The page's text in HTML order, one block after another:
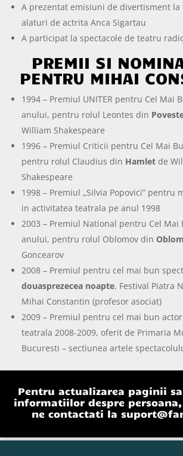
A prezentat emisiuni de divertisment la
alaturi de actrita Anca Sigartau
A participat la spectacole de teatru
PREMII SI
PENTRU MIHAI
1994 – Premiul UNITER pentru Cel Mai
anului, pentru rolul Leontes din
William Shakespeare
1996 – Premiul Criticii pentru Cel Mai
pentru rolul Claudius din Hamlet de
Shakespeare
1998 – Premiul „Silvia Popovici” pentru
in activitatea teatrala pe anul 1998
2003 – Premiul National pentru Cel Mai
anului, pentru rolul Oblomov din
Goncearov
2008 – Premiul pentru cel mai bun
douasprezecea noapte, Festival Piatra
Mihai Constantin (profesor asociat)
2009 – Premiul pentru cel mai bun
teatrala 2008-2009, oferit de Primaria
Bucuresti – sectiunea artele
Pentru actualizarea paginii
informatiilor despre
ne contactati la